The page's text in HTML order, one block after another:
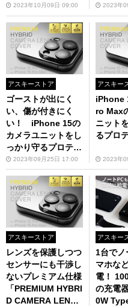
2023年10月09日 09:00 2023年
アスキーストア
ゴーストが出にく
い、傷が付きにく
い！ iPhone 15の
カメラユニットをし
っかり守るプロテク
ター2023年09月25日 17:00
アスキー
iPhone
ro Max
ニット
るプロ
2023年
アスキーストア
レンズを保護しつつ
センサーにも干渉し
ないプレミアム仕様
「PREMIUM HYBRI
D CAMERA LENS
アスキー
1台でノ
マホな
電！
の充電
0W